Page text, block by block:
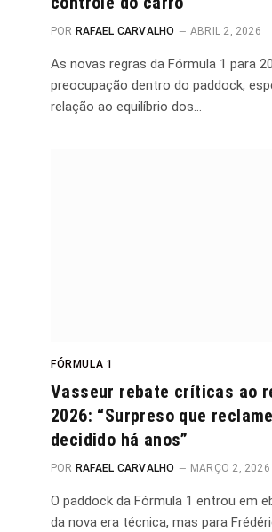
POR RAFAEL CARVALHO ABRIL 2, 2026
As novas regras da Fórmula 1 para
preocupação dentro do paddock,
relação ao equilíbrio dos…
FÓRMULA 1
Vasseur rebate críticas ao
2026: “Surpreso que
decidido há anos”
POR RAFAEL CARVALHO MARÇO 2, 2026
O paddock da Fórmula 1 entrou em
da nova era técnica, mas para